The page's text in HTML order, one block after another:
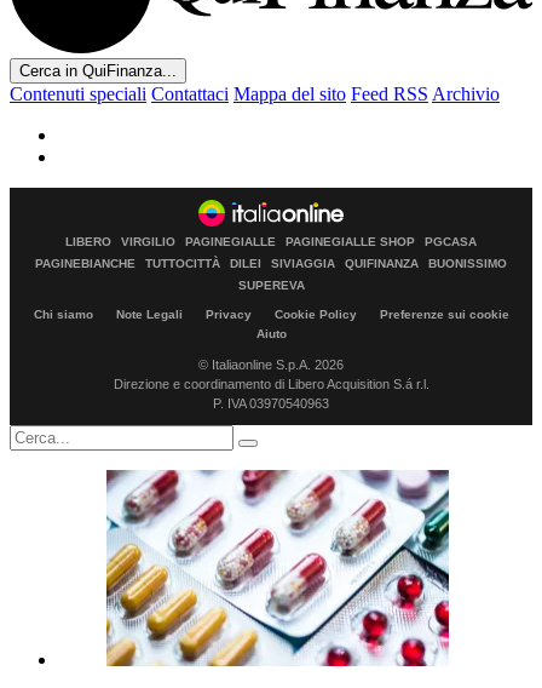
Cerca in QuiFinanza...
Contenuti speciali Contattaci Mappa del sito Feed RSS Archivio
LIBERO VIRGILIO PAGINEGIALLE PAGINEGIALLE SHOP
PGCASA
PAGINEBIANCHE
TUTTOCITTÀ DILEI SIVIAGGIA QUIFINANZA
BUONISSIMO
SUPEREVA
Chi siamo Note Legali Privacy Cookie Policy
Preferenze sui cookie
Aiuto
© Italiaonline S.p.A. 2026
Direzione e coordinamento di Libero Acquisition S.á r.l.
P. IVA 03970540963